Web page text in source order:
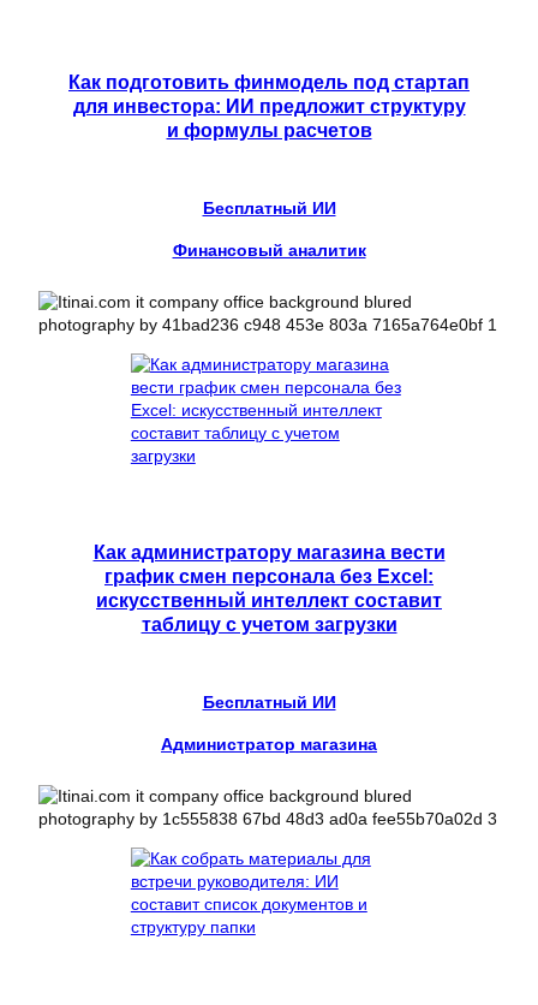
Как подготовить финмодель под стартап
для инвестора: ИИ предложит структуру
и формулы расчетов
Бесплатный ИИ
Финансовый аналитик
Как администратору магазина вести
график смен персонала без Excel:
искусственный интеллект составит
таблицу с учетом загрузки
Бесплатный ИИ
Администратор магазина